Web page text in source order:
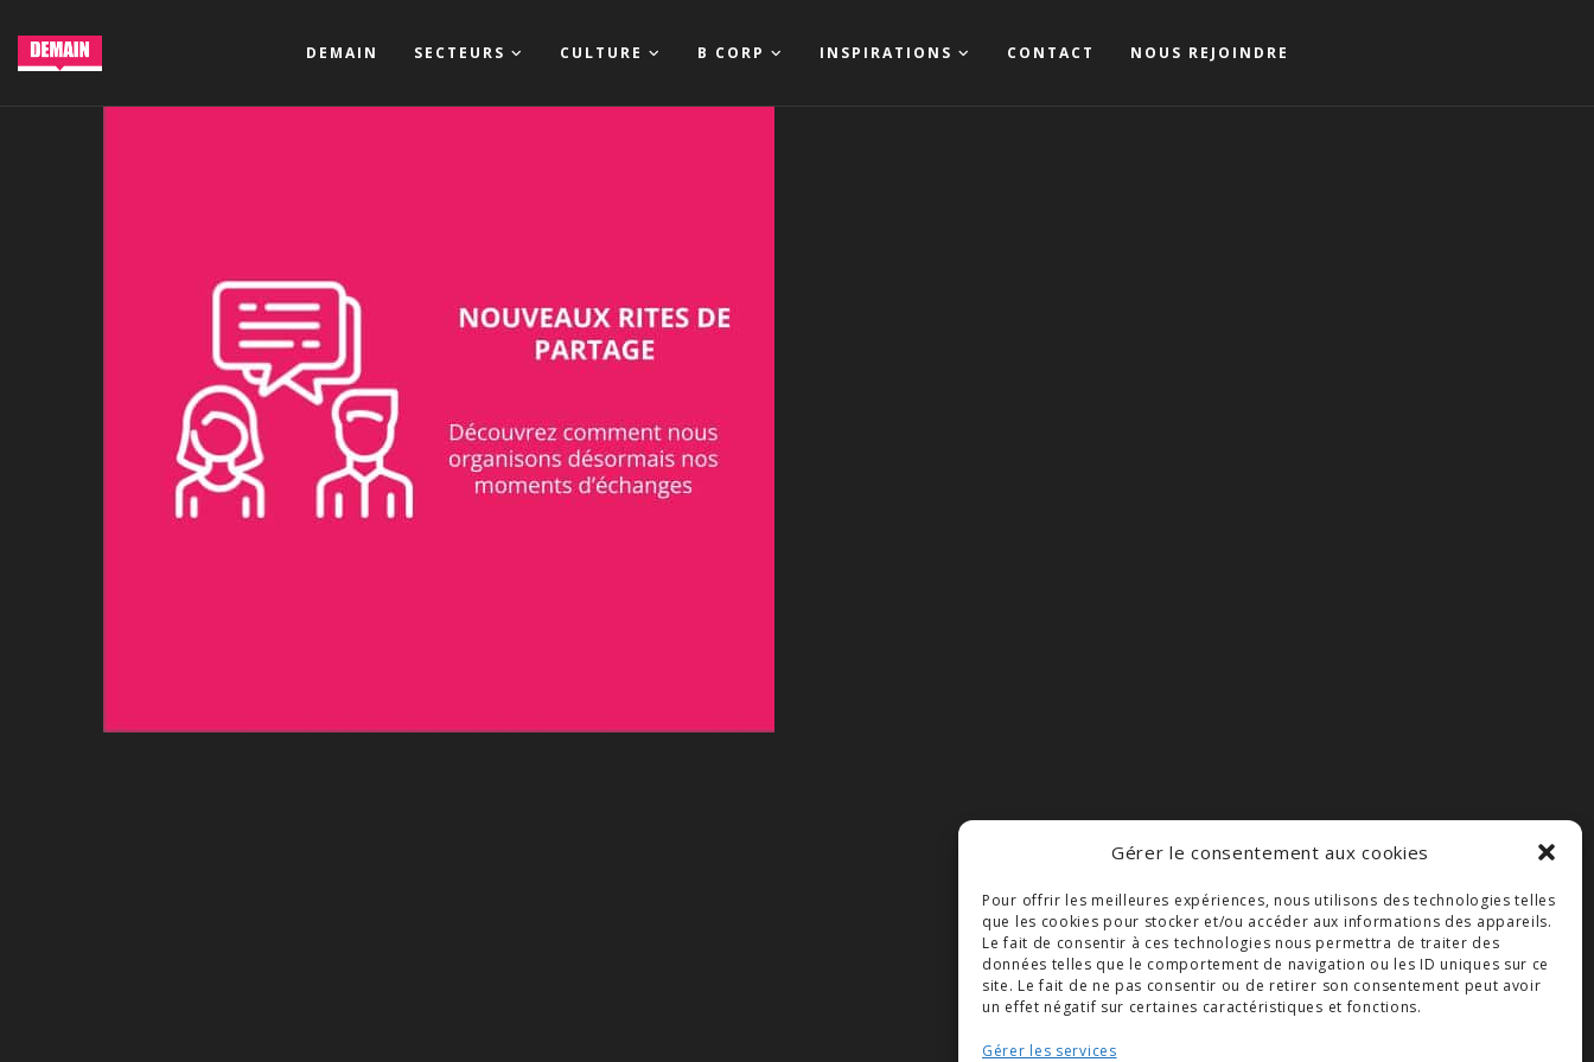
Gérer le consentement aux cookies
Pour offrir les meilleures expériences, nous utilisons des technologies telles
que les cookies pour stocker et/ou accéder aux informations des appareils.
Le fait de consentir à ces technologies nous permettra de traiter des
données telles que le comportement de navigation ou les ID uniques sur ce
site. Le fait de ne pas consentir ou de retirer son consentement peut avoir
un effet négatif sur certaines caractéristiques et fonctions.
Gérer les services
DEMAIN SECTEURS CULTURE B CORP INSPIRATIONS CONTACT NOUS REJOINDRE